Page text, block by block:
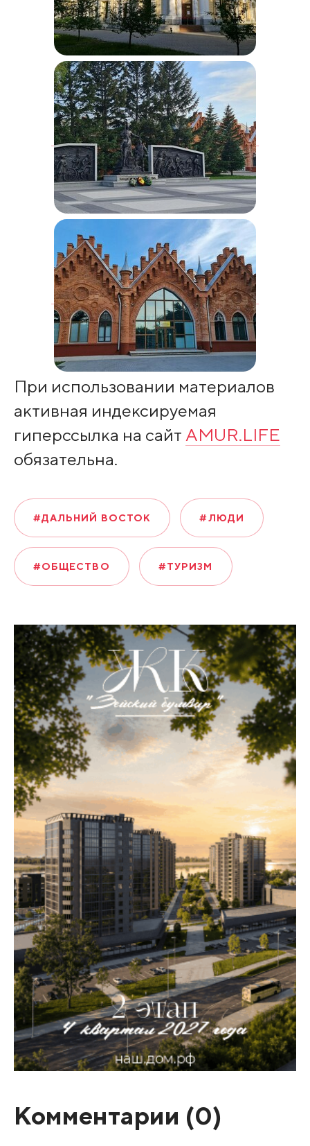
При использовании материалов
активная индексируемая
гиперссылка на сайт AMUR.LIFE
обязательна.
#ДАЛЬНИЙ ВОСТОК #ЛЮДИ
#ОБЩЕСТВО #ТУРИЗМ
Комментарии (0)